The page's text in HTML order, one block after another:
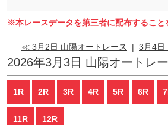
※本レースデータを第三者に配布すること
≪ 3月2日 山陽オートレース | 3月4日
2026年3月3日 山陽オートレ
1R 2R 3R 4R 5R 6R
11R 12R